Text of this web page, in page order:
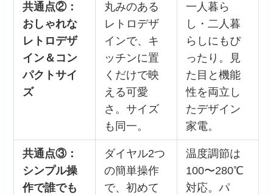
共通点②：
おしゃれな
レトロデザ
イン＆コン
パクトサイ
ズ
丸みのある
レトロデザ
インで、キ
ッチンに置
くだけで映
える可愛
さ。サイズ
も同一。
一人暮ら
し・二人暮
らしにもぴ
ったり。見
た目と機能
性を両立し
たデザイン
家電。
共通点③：
シンプル操
作で誰でも
ダイヤル2つ
の簡単操作
で、初めて
温度調節は
100〜280℃
対応。パ